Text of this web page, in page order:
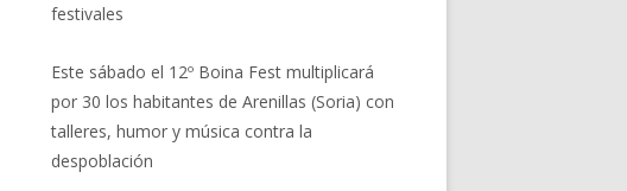
festivales
Este sábado el 12º Boina Fest multiplicará
por 30 los habitantes de Arenillas (Soria) con
talleres, humor y música contra la
despoblación